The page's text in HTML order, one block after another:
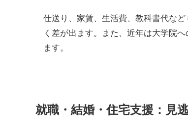
仕送り、家賃、生活費、教科書代な
く差が出ます。また、近年は大学院
ます。
就職・結婚・住宅支援：見